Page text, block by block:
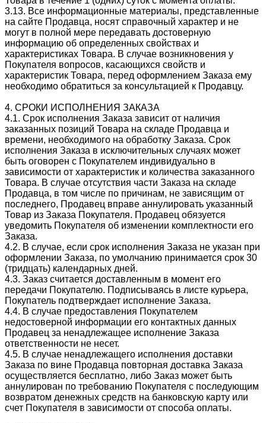
3.13. Все информационные материалы, представленные
на сайте Продавца, носят справочный характер и не
могут в полной мере передавать достоверную
информацию об определенных свойствах и
характеристиках Товара. В случае возникновения у
Покупателя вопросов, касающихся свойств и
характеристик Товара, перед оформлением Заказа ему
необходимо обратиться за консультацией к Продавцу.
4. СРОКИ ИСПОЛНЕНИЯ ЗАКАЗА
4.1. Срок исполнения Заказа зависит от наличия
заказанных позиций Товара на складе Продавца и
времени, необходимого на обработку Заказа. Срок
исполнения Заказа в исключительных случаях может
быть оговорен с Покупателем индивидуально в
зависимости от характеристик и количества заказанного
Товара. В случае отсутствия части Заказа на складе
Продавца, в том числе по причинам, не зависящим от
последнего, Продавец вправе аннулировать указанный
Товар из Заказа Покупателя. Продавец обязуется
уведомить Покупателя об изменении комплектности его
Заказа.
4.2. В случае, если срок исполнения Заказа не указан при
оформлении Заказа, по умолчанию принимается срок 30
(тридцать) календарных дней.
4.3. Заказ считается доставленным в момент его
передачи Покупателю. Подписываясь в листе курьера,
Покупатель подтверждает исполнение Заказа.
4.4. В случае предоставления Покупателем
недостоверной информации его контактных данных
Продавец за ненадлежащее исполнение Заказа
ответственности не несет.
4.5. В случае ненадлежащего исполнения доставки
Заказа по вине Продавца повторная доставка Заказа
осуществляется бесплатно, либо Заказ может быть
аннулирован по требованию Покупателя с последующим
возвратом денежных средств на банковскую карту или
счет Покупателя в зависимости от способа оплаты.